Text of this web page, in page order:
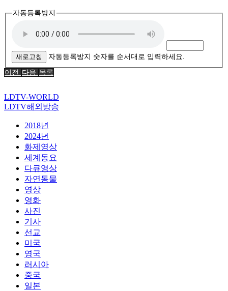
자동등록방지
새로고침 자동등록방지 숫자를 순서대로 입력하세요.
이전 다음 목록
LDTV-WORLD
LDTV해외방송
2018년
2024년
화제영상
세계동요
다큐영상
자연동물
영상
영화
사진
기사
선교
미국
영국
러시아
중국
일본